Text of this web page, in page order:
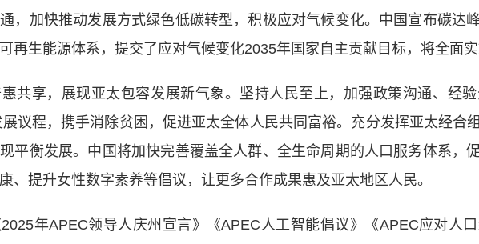
，加快推动发展方式绿色低碳转型，积极应对气候变化。中国宣布碳达
再生能源体系，提交了应对气候变化2035年国家自主贡献目标，将全面
享，展现亚太包容发展新气象。坚持人民至上，加强政策沟通、经验
议程，携手消除贫困，促进亚太全体人民共同富裕。充分发挥亚太经合
平衡发展。中国将加快完善覆盖全人群、全生命周期的人口服务体系，
、提升女性数字素养等倡议，让更多合作成果惠及亚太地区人民。
年APEC领导人庆州宣言》《APEC人工智能倡议》《APEC应对人